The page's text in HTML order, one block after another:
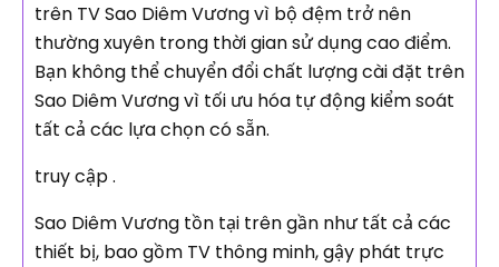
trên TV Sao Diêm Vương vì bộ đệm trở nên
thường xuyên trong thời gian sử dụng cao điểm.
Bạn không thể chuyển đổi chất lượng cài đặt trên
Sao Diêm Vương vì tối ưu hóa tự động kiểm soát
tất cả các lựa chọn có sẵn.
truy cập .
Sao Diêm Vương tồn tại trên gần như tất cả các
thiết bị, bao gồm TV thông minh, gậy phát trực